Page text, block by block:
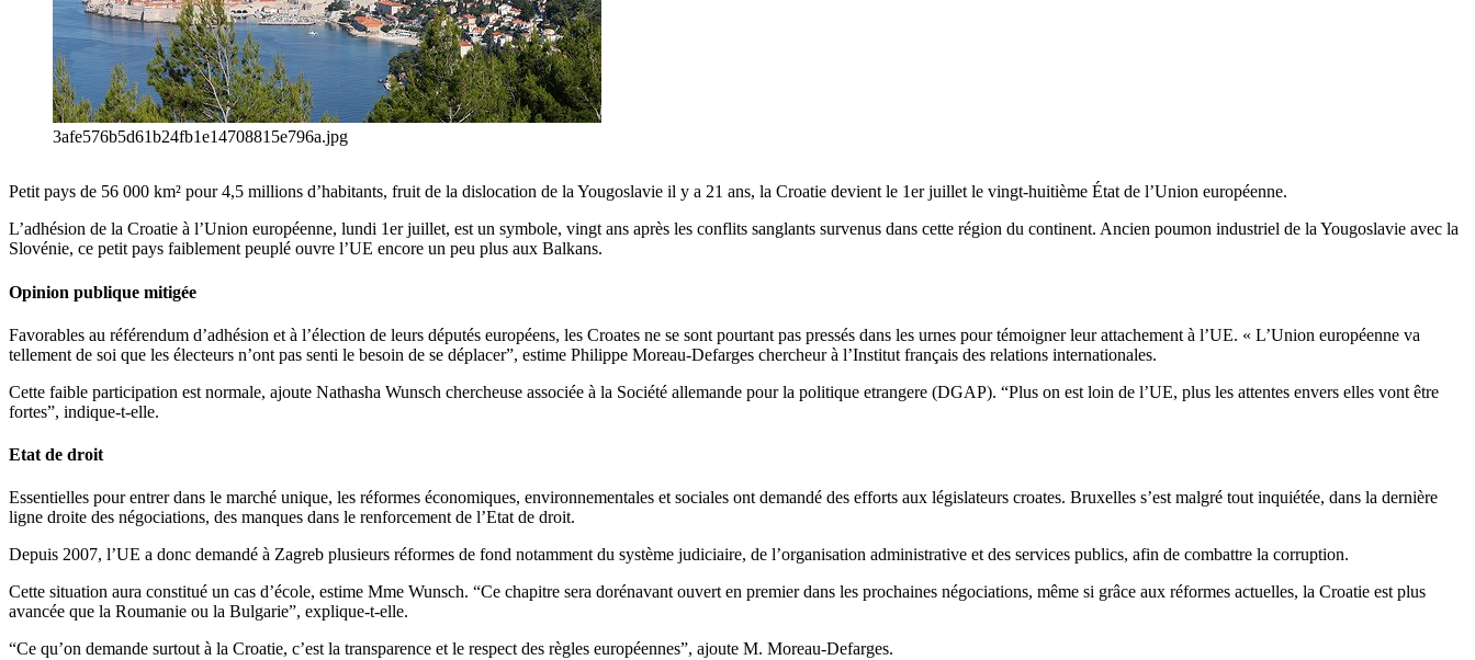
3afe576b5d61b24fb1e14708815e796a.jpg
Petit pays de 56 000 km² pour 4,5 millions d’habitants, fruit de la dislocation de la Yougoslavie il y a 21 ans, la Croatie devient le 1er juillet le vingt-huitième État de l’Union européenne.
L’adhésion de la Croatie à l’Union européenne, lundi 1er juillet, est un symbole, vingt ans après les conflits sanglants survenus dans cette région du continent. Ancien poumon industriel de la Yougoslavie avec la
Slovénie, ce petit pays faiblement peuplé ouvre l’UE encore un peu plus aux Balkans.
Opinion publique mitigée
Favorables au référendum d’adhésion et à l’élection de leurs députés européens, les Croates ne se sont pourtant pas pressés dans les urnes pour témoigner leur attachement à l’UE. « L’Union européenne va
tellement de soi que les électeurs n’ont pas senti le besoin de se déplacer”, estime Philippe Moreau-Defarges chercheur à l’Institut français des relations internationales.
Cette faible participation est normale, ajoute Nathasha Wunsch chercheuse associée à la Société allemande pour la politique etrangere (DGAP). “Plus on est loin de l’UE, plus les attentes envers elles vont être
fortes”, indique-t-elle.
Etat de droit
Essentielles pour entrer dans le marché unique, les réformes économiques, environnementales et sociales ont demandé des efforts aux législateurs croates. Bruxelles s’est malgré tout inquiétée, dans la dernière
ligne droite des négociations, des manques dans le renforcement de l’Etat de droit.
Depuis 2007, l’UE a donc demandé à Zagreb plusieurs réformes de fond notamment du système judiciaire, de l’organisation administrative et des services publics, afin de combattre la corruption.
Cette situation aura constitué un cas d’école, estime Mme Wunsch. “Ce chapitre sera dorénavant ouvert en premier dans les prochaines négociations, même si grâce aux réformes actuelles, la Croatie est plus
avancée que la Roumanie ou la Bulgarie”, explique-t-elle.
“Ce qu’on demande surtout à la Croatie, c’est la transparence et le respect des règles européennes”, ajoute M. Moreau-Defarges.